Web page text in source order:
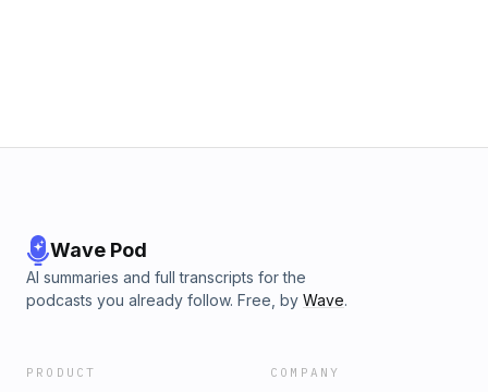
Wave Pod
AI summaries and full transcripts for the
podcasts you already follow. Free, by Wave.
PRODUCT COMPANY